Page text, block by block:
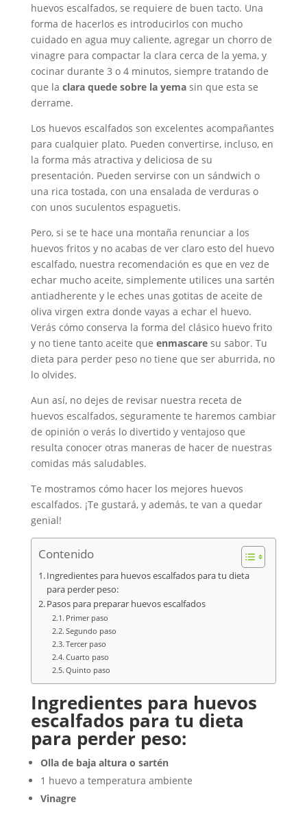
huevos escalfados, se requiere de buen tacto. Una
forma de hacerlos es introducirlos con mucho
cuidado en agua muy caliente, agregar un chorro de
vinagre para compactar la clara cerca de la yema, y
cocinar durante 3 o 4 minutos, siempre tratando de
que la clara quede sobre la yemasin que esta se
derrame.
Los huevos escalfados son excelentes acompañantes
para cualquier plato. Pueden convertirse, incluso, en
la forma más atractiva y deliciosa de su
presentación. Pueden servirse con un sándwich o
una rica tostada, con una ensalada de verduras o
con unos suculentos espaguetis.
Pero, si se te hace una montaña renunciar a los
huevos fritos y no acabas de ver claro esto del huevo
escalfado, nuestra recomendación es que en vez de
echar mucho aceite, simplemente utilices una sartén
antiadherente y le eches unas gotitas de aceite de
oliva virgen extra donde vayas a echar el huevo.
Verás cómo conserva la forma del clásico huevo frito
y no tiene tanto aceite que enmascaresu sabor. Tu
dieta para perder peso no tiene que ser aburrida, no
lo olvides.
Aun así, no dejes de revisar nuestra receta de
huevos escalfados, seguramente te haremos cambiar
de opinión o verás lo divertido y ventajoso que
resulta conocer otras maneras de hacer de nuestras
comidas más saludables.
Te mostramos cómo hacer los mejores huevos
escalfados. ¡Te gustará, y además, te van a quedar
genial!
Contenido
Ingredientes para huevos escalfados para tu dieta
para perder peso:
Pasos para preparar huevos escalfados
Primer paso
Segundo paso
Tercer paso
Cuarto paso
Quinto paso
Ingredientes para huevos
escalfados para tu dieta
para perder peso:
Olla de baja altura o sartén
1 huevo a temperatura ambiente
Vinagre